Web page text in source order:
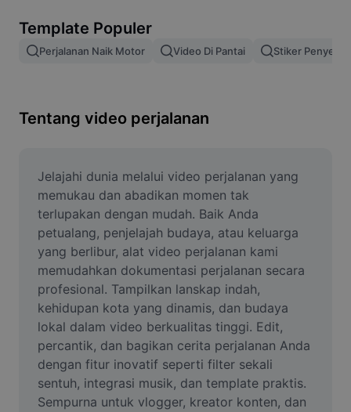
Gabung gambar
Ubah Ukuran Gambar
Pembuat Meme
AI Text Remover
AI People Remover
AI Inpainting
Face Cutout
Video
Hapus latar belakang video
Template Populer
Perjalanan Naik Motor Video Di Pantai Stiker Penyelam
Tentang video perjalanan
Jelajahi dunia melalui video perjalanan yang
memukau dan abadikan momen tak
terlupakan dengan mudah. Baik Anda
petualang, penjelajah budaya, atau keluarga
yang berlibur, alat video perjalanan kami
memudahkan dokumentasi perjalanan secara
profesional. Tampilkan lanskap indah,
kehidupan kota yang dinamis, dan budaya
lokal dalam video berkualitas tinggi. Edit,
percantik, dan bagikan cerita perjalanan Anda
dengan fitur inovatif seperti filter sekali
sentuh, integrasi musik, dan template praktis.
Sempurna untuk vlogger, kreator konten, dan